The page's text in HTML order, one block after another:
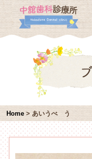
Home > あいうべ う